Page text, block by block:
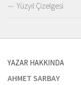
Yüzyıl Çizelgesi
YAZAR HAKKINDA
AHMET SARBAY